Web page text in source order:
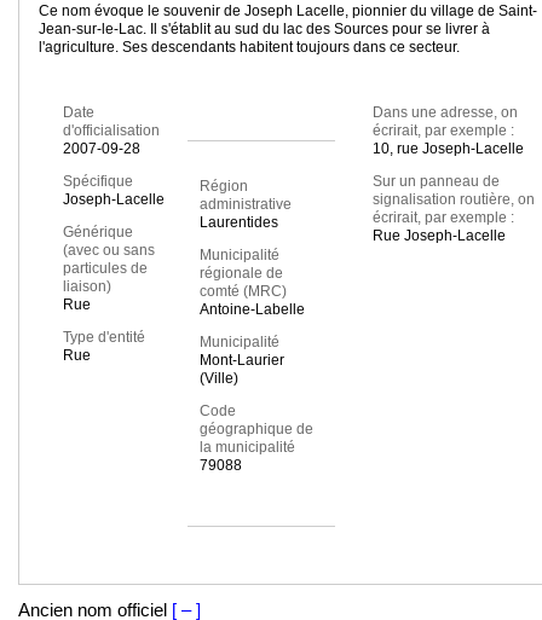
Ce nom évoque le souvenir de Joseph Lacelle, pionnier du village de Saint-
Jean-sur-le-Lac. Il s'établit au sud du lac des Sources pour se livrer à
l'agriculture. Ses descendants habitent toujours dans ce secteur.
Date
d'officialisation
2007-09-28
Spécifique
Joseph-Lacelle
Générique
(avec ou sans
particules de
liaison)
Rue
Type d'entité
Rue
Région
administrative
Laurentides
Municipalité
régionale de
comté (MRC)
Antoine-Labelle
Municipalité
Mont-Laurier
(Ville)
Code
géographique de
la municipalité
79088
Dans une adresse, on
écrirait, par exemple :
10, rue Joseph-Lacelle
Sur un panneau de
signalisation routière, on
écrirait, par exemple :
Rue Joseph-Lacelle
Ancien nom officiel [ – ]